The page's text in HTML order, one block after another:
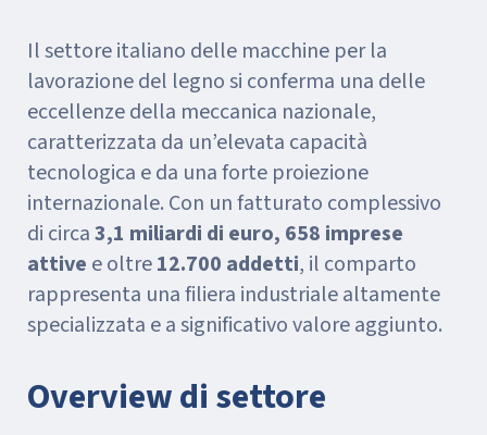
Il settore italiano delle macchine per la
lavorazione del legno si conferma una delle
eccellenze della meccanica nazionale,
caratterizzata da un’elevata capacità
tecnologica e da una forte proiezione
internazionale. Con un fatturato complessivo
di circa3,1 miliardi di euro, 658 imprese
attive e oltre12.700 addetti, il comparto
rappresenta una filiera industriale altamente
specializzata e a significativo valore aggiunto.
Overview di settore